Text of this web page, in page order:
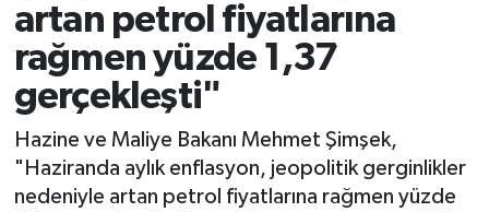
artan petrol fiyatlarına
rağmen yüzde 1,37
gerçekleşti"
Hazine ve Maliye Bakanı Mehmet Şimşek,
"Haziranda aylık enflasyon, jeopolitik gerginlikler
nedeniyle artan petrol fiyatlarına rağmen yüzde
Son Dakika Haberleri
Haber Arşivi